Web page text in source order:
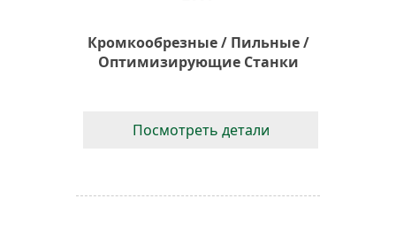
Кромкообрезные / Пильные /
Оптимизирующие Станки
Посмотреть детали